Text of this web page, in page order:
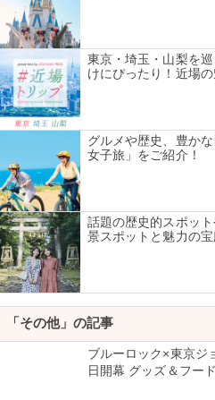
東京・埼玉・山梨を
けにぴったり！近場
グルメや歴史、豊か
女子旅」をご紹介！
話題の歴史的スポッ
景スポットと魅力の宝
「その他」の記事
ブルーロック×東京ジ
日開幕 グッズ＆フー